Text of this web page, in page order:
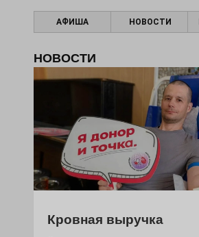
АФИША НОВОСТИ
НОВОСТИ
Кровная выручка